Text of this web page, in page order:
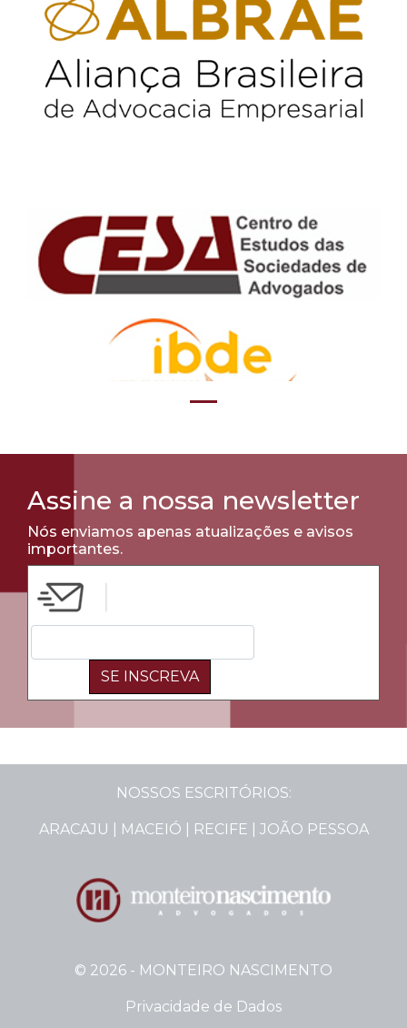
Assine a nossa newsletter
Nós enviamos apenas atualizações e avisos
importantes.
SE INSCREVA
NOSSOS ESCRITÓRIOS:
ARACAJU | MACEIÓ | RECIFE | JOÃO PESSOA
© 2026 - MONTEIRO NASCIMENTO
Privacidade de Dados